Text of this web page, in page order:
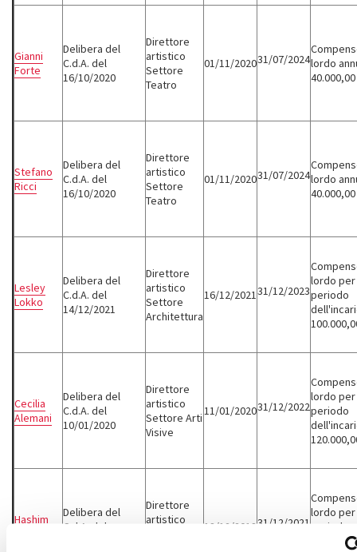
Gianni
Forte
Delibera del
C.d.A. del
16/10/2020
Direttore
artistico
Settore
Teatro
01/11/202031/07/2024lordo
40.000,00
Stefano
Ricci
Delibera del
C.d.A. del
16/10/2020
Direttore
artistico
Settore
Teatro
01/11/202031/07/2024lordo
40.000,00
Lesley
Lokko
Delibera del
C.d.A. del
14/12/2021
Direttore
artistico
Settore
Architettura
16/12/202131/12/2023
lordo per
periodo
Cecilia
Alemani
Delibera del
C.d.A. del
10/01/2020
Direttore
artistico
Settore Arti
Visive
11/01/202031/12/2022
lordo per
periodo
Hashim
Delibera del
C.d.A. del
Direttore
artistico
18/12/201831/12/2021
lordo per
periodo